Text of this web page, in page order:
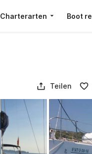
Charterarten Boot
Teilen